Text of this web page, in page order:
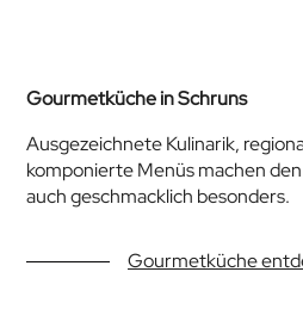
Gourmetküche in Schruns
Ausgezeichnete Kulinarik,
komponierte Menüs machen
auch geschmacklich besonders.
Gourmetküche